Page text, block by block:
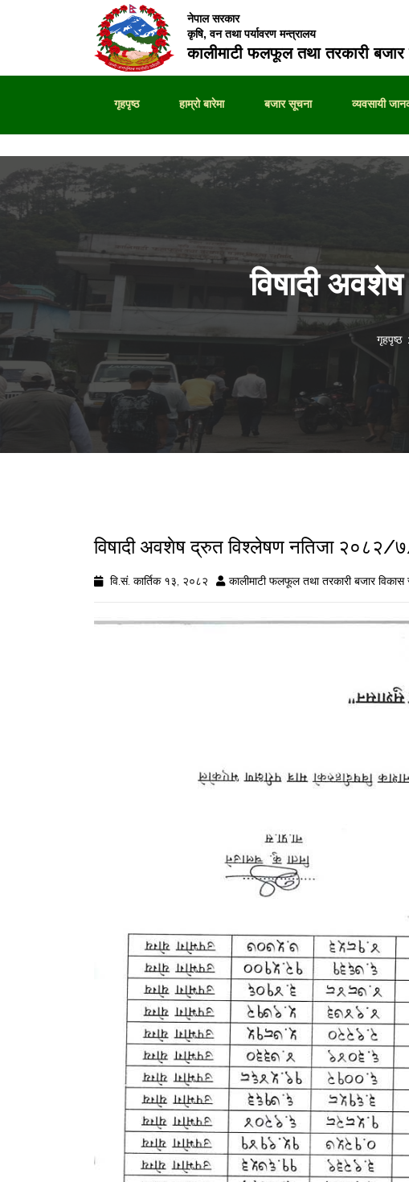
नेपाल सरकार
कृषि, वन तथा पर्यावरण मन्त्रालय
कालीमाटी फलफूल तथा तरकारी बजार
गृहपृष्ठ हाम्रो बारेमा बजार सूचना व्यवसायी
विषादी
गृहपृष्ठ
विषादी अवशेष द्रुत विश्लेषण नतिजा
वि.सं. कार्तिक १३, २०८२ कालीमाटी फलफूल तथा तरकारी बजार विकास